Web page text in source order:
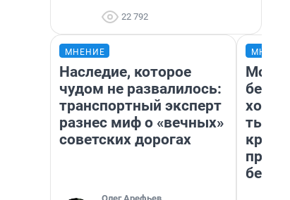
22 792
МНЕНИЕ
Наследие, которое
чудом не развалилось:
транспортный эксперт
разнес миф о «вечных»
советских дорогах
Мой